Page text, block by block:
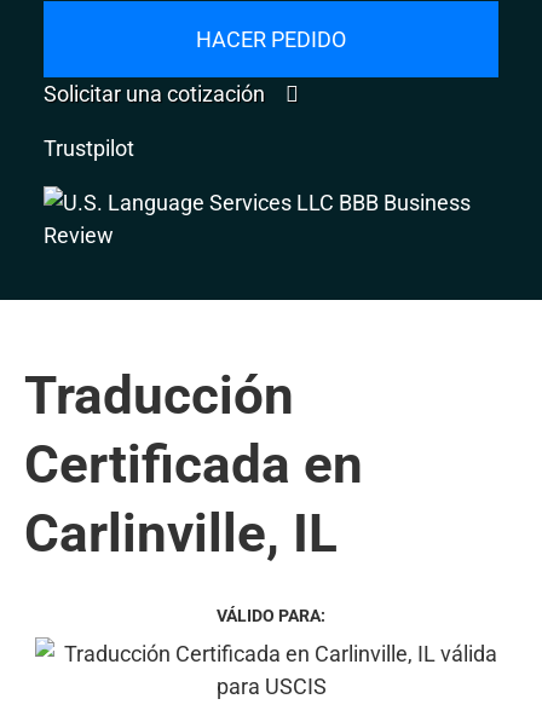
HACER PEDIDO
Solicitar una cotización
Trustpilot
Traducción
Certificada en
Carlinville, IL
VÁLIDO PARA: